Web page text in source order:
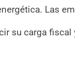
Las
su carga